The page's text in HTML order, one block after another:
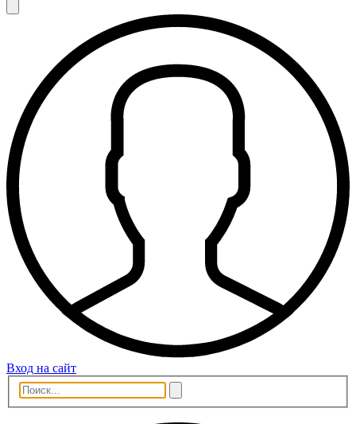
Вход на сайт